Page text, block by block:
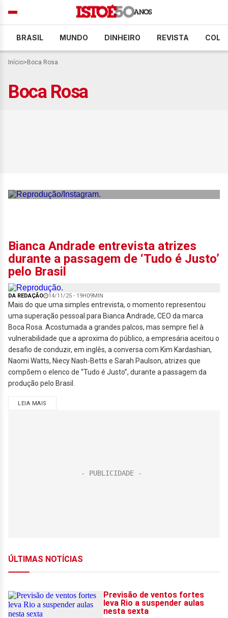
BRASIL MUNDO DINHEIRO REVISTA
Início> Boca Rosa
Boca Rosa
Bianca Andrade entrevista atrizes
durante a passagem de ‘Tudo é Justo’
pelo Brasil
DA REDAÇÃO 14/11/25 - 19H09MIN
Mais do que uma simples entrevista, o momento representou
uma superação pessoal para Bianca Andrade, CEO da marca
Boca Rosa. Acostumada a grandes palcos, mas sempre fiel à
vulnerabilidade que a aproxima do público, a empresária aceitou o
desafio de conduzir, em inglês, a conversa com Kim Kardashian,
Naomi Watts, Niecy Nash-Betts e Sarah Paulson, atrizes que
compõem o elenco de “Tudo é Justo”, durante a passagem da
produção pelo Brasil.
LEIA MAIS